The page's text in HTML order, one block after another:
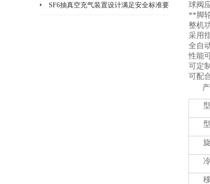
方法
SF6抽真空充气装置设计满足安全标准要
球阀
**脚
整机
采用
全自
性能
可定
可配